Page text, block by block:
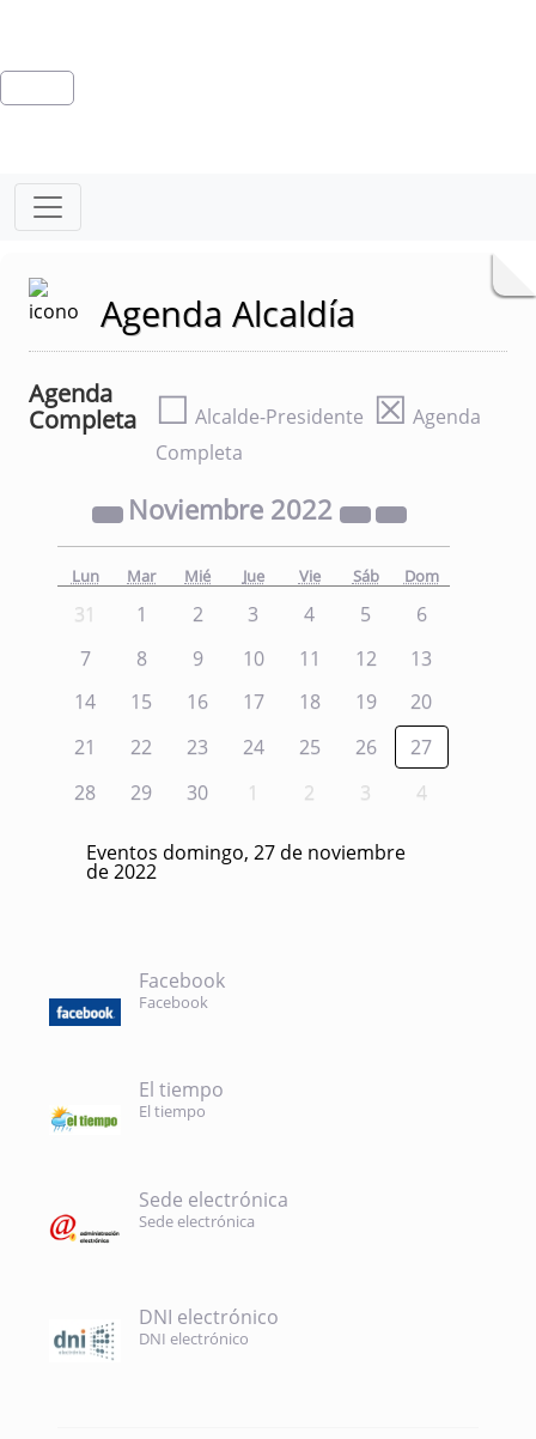
Agenda Alcaldía
Agenda
Completa
☐ Alcalde-Presidente ☒ Agenda
Completa
Noviembre 2022
Lun Mar Mié Jue Vie Sáb Dom
31 1 2 3 4 5
6
7
8 9 10 11 12
13
14
15 16 17 18 19
20
21
22 23 24 25 26
27
28
29 30 1 2 3 4
Eventos domingo, 27 de noviembre
de 2022
Facebook
Facebook
El tiempo
El tiempo
Sede electrónica
Sede electrónica
DNI electrónico
DNI electrónico